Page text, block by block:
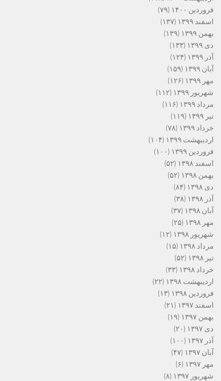
فروردین ۱۴۰۰
(۷۹)
اسفند ۱۳۹۹
(۱۳۷)
بهمن ۱۳۹۹
(۱۳۹)
دی ۱۳۹۹
(۱۳۳)
آذر ۱۳۹۹
(۱۲۴)
آبان ۱۳۹۹
(۱۵۹)
مهر ۱۳۹۹
(۱۲۶)
شهریور ۱۳۹۹
(۱۱۲)
مرداد ۱۳۹۹
(۱۱۶)
تیر ۱۳۹۹
(۱۱۹)
خرداد ۱۳۹۹
(۷۸)
اردیبهشت ۱۳۹۹
(۱۰۴)
فروردین ۱۳۹۹
(۱۰۰)
اسفند ۱۳۹۸
(۵۲)
بهمن ۱۳۹۸
(۵۲)
دی ۱۳۹۸
(۸۴)
آذر ۱۳۹۸
(۳۸)
آبان ۱۳۹۸
(۳۷)
مهر ۱۳۹۸
(۲۵)
شهریور ۱۳۹۸
(۱۲)
مرداد ۱۳۹۸
(۱۵)
تیر ۱۳۹۸
(۵۲)
خرداد ۱۳۹۸
(۳۳)
اردیبهشت ۱۳۹۸
(۲۲)
فروردین ۱۳۹۸
(۱۳)
اسفند ۱۳۹۷
(۲۱)
بهمن ۱۳۹۷
(۱۹)
دی ۱۳۹۷
(۲۰)
آذر ۱۳۹۷
(۱۰۰)
آبان ۱۳۹۷
(۴۷)
مهر ۱۳۹۷
(۶)
شهریور ۱۳۹۷
(۸)